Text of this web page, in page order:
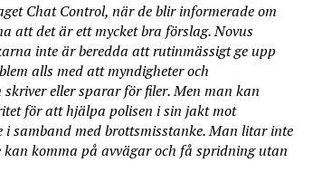
Chat Control, när de blir informerade om
att det är ett mycket bra förslag. Novus
inte är beredda att rutinmässigt ge upp
alls med att myndigheter och
eller sparar för filer. Men man kan
för att hjälpa polisen i sin jakt mot
samband med brottsmisstanke. Man litar inte
komma på avvägar och få spridning utan